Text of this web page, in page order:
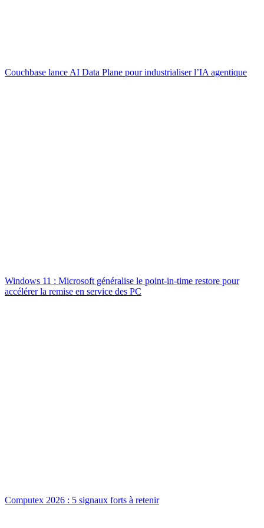
Couchbase lance AI Data Plane pour industrialiser l’IA agentique
Windows 11 : Microsoft généralise le point-in-time restore pour
accélérer la remise en service des PC
Computex 2026 : 5 signaux forts à retenir